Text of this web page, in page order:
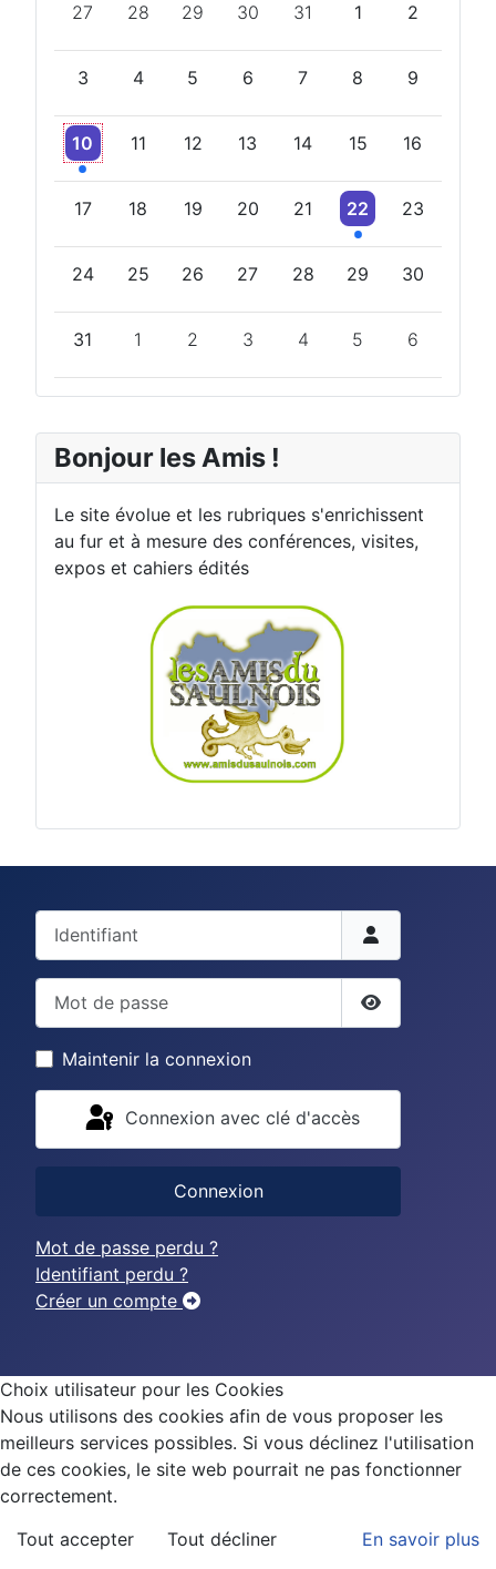
Bonjour les Amis !
Le site évolue et les rubriques s'enrichissent
au fur et à mesure des conférences, visites,
expos et cahiers édités
27 28 29 30 31 1 2
3 4 5 6 7 8 9
10
Un évènement
11 12 13 14 15 16
17 18 19 20 21 22
Un évènement
23
24 25 26 27 28 29 30
31 1 2 3 4 5 6
Identifiant
Mot de passe
Afficher le
Maintenir la connexion
Connexion avec clé d'accès
Connexion
Mot de passe perdu ?
Identifiant perdu ?
Créer un compte
Choix utilisateur pour les Cookies
Nous utilisons des cookies afin de vous proposer les
meilleurs services possibles. Si vous déclinez l'utilisation
de ces cookies, le site web pourrait ne pas fonctionner
correctement.
Tout accepter
Tout décliner En savoir plus